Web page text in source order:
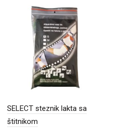
SELECT steznik lakta sa
štitnikom